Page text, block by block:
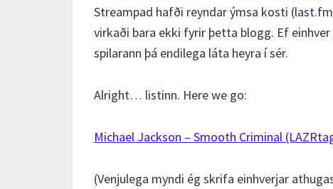
Streampad hafði reyndar ýmsa kosti
virkaði bara ekki fyrir þetta blogg. Ef
spilarann þá endilega láta heyra í sér.
Alright… listinn. Here we go:
Michael Jackson – Smooth Criminal
(Venjulega myndi ég skrifa einhverjar